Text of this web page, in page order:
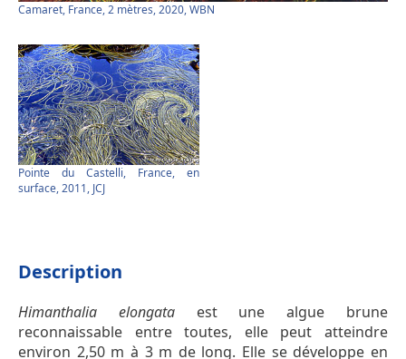
Camaret, France, 2 mètres, 2020, WBN
Pointe du Castelli, France, en
surface, 2011, JCJ
Description
Himanthalia elongataest une algue brune
reconnaissable entre toutes, elle peut atteindre
environ 2,50 m à 3 m de long. Elle se développe en